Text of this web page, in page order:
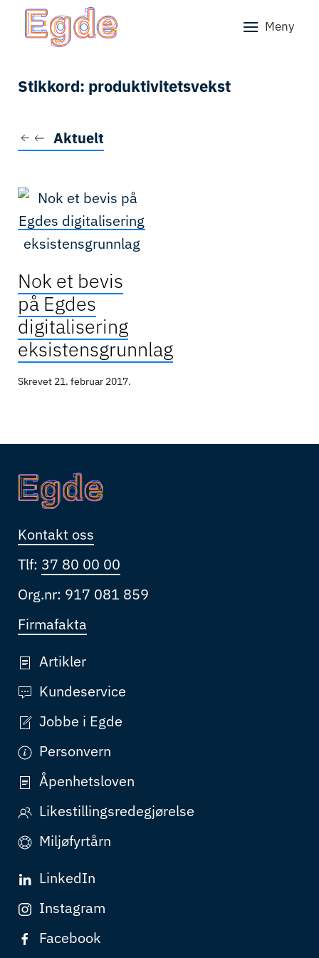
Skip to main content Meny
Stikkord: produktivitetsvekst
Aktuelt
Nok et bevis
på Egdes
digitalisering
eksistensgrunnlag
Skrevet 21. februar 2017.
Kontakt oss
Tlf: 37 80 00 00
Org.nr: 917 081 859
Firmafakta
Artikler
Kundeservice
Jobbe i Egde
Personvern
Åpenhetsloven
Likestillingsredegjørelse
Miljøfyrtårn
LinkedIn
Instagram
Facebook